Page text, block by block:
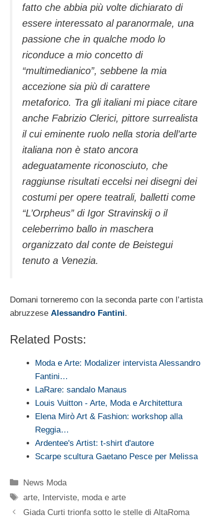
fatto che abbia più volte dichiarato di
essere interessato al paranormale, una
passione che in qualche modo lo
riconduce a mio concetto di
“multimedianico”, sebbene la mia
accezione sia più di carattere
metaforico. Tra gli italiani mi piace citare
anche Fabrizio Clerici, pittore surrealista
il cui eminente ruolo nella storia dell’arte
italiana non è stato ancora
adeguatamente riconosciuto, che
raggiunse risultati eccelsi nei disegni dei
costumi per opere teatrali, balletti come
“L’Orpheus” di Igor Stravinskij o il
celeberrimo ballo in maschera
organizzato dal conte de Beistegui
tenuto a Venezia.
Domani torneremo con la seconda parte con l’artista
abruzzese Alessandro Fantini.
Related Posts:
Moda e Arte: Modalizer intervista Alessandro
Fantini…
LaRare: sandalo Manaus
Louis Vuitton - Arte, Moda e Architettura
Elena Mirò Art & Fashion: workshop alla
Reggia…
Ardentee's Artist: t-shirt d'autore
Scarpe scultura Gaetano Pesce per Melissa
Categorie
News Moda
Tag
arte, Interviste, moda e arte
Giada Curti trionfa sotto le stelle di AltaRoma